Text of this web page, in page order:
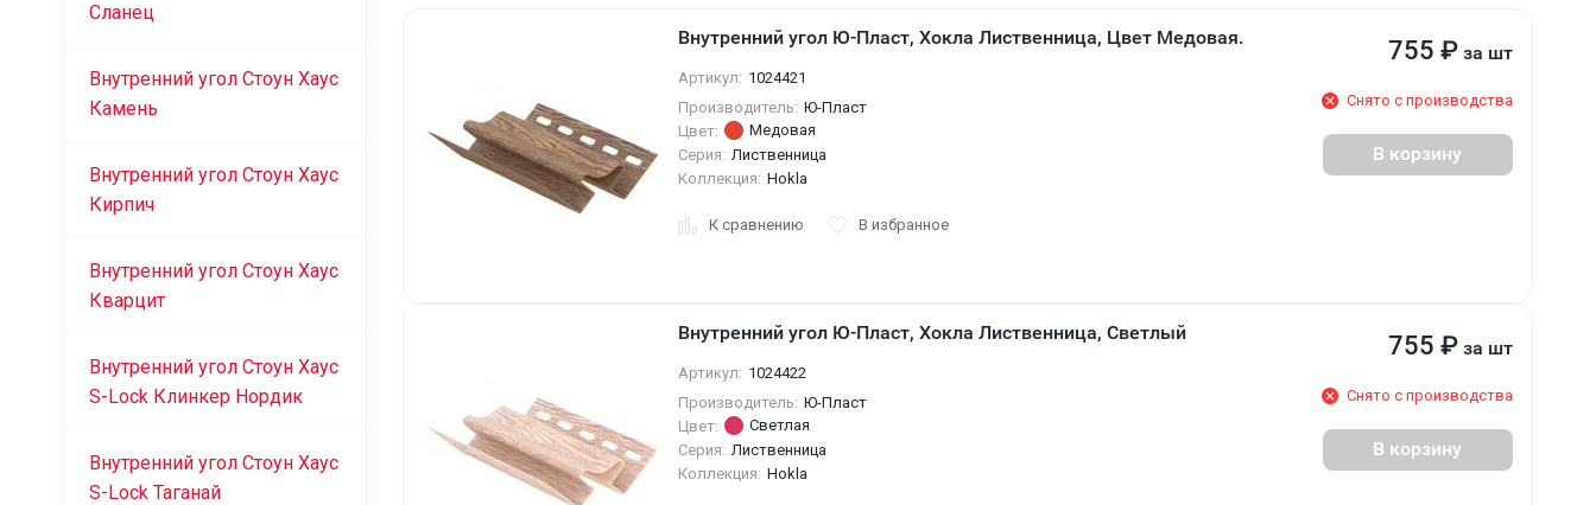
Внутренний угол Ю-Пласт, Хокла Лиственница, Цвет Медовая.
Артикул: 1024421
Производитель: Ю-Пласт
Цвет:
Медовая
Серия: Лиственница
Коллекция: Hokla
К сравнению В избранное
755 ₽ за шт
Снято с производства
В корзину
Внутренний угол Ю-Пласт, Хокла Лиственница, Светлый
Артикул: 1024422
Производитель: Ю-Пласт
Цвет:
Светлая
Серия: Лиственница
Коллекция: Hokla
755 ₽ за шт
Снято с производства
В корзину
Сланец
Внутренний угол Стоун Хаус
Камень
Внутренний угол Стоун Хаус
Кирпич
Внутренний угол Стоун Хаус
Кварцит
Внутренний угол Стоун Хаус
S-Lock Клинкер Нордик
Внутренний угол Стоун Хаус
S-Lock Таганай